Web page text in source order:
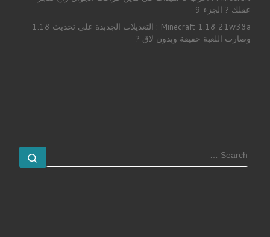
عقلك ? الجزء 9
Minecraft 1.18 21w38a : التعديلات الجدبدة على تحديث 1.18
وصارت اللعبة خفيفة وبدون لاق ?
SEARCH